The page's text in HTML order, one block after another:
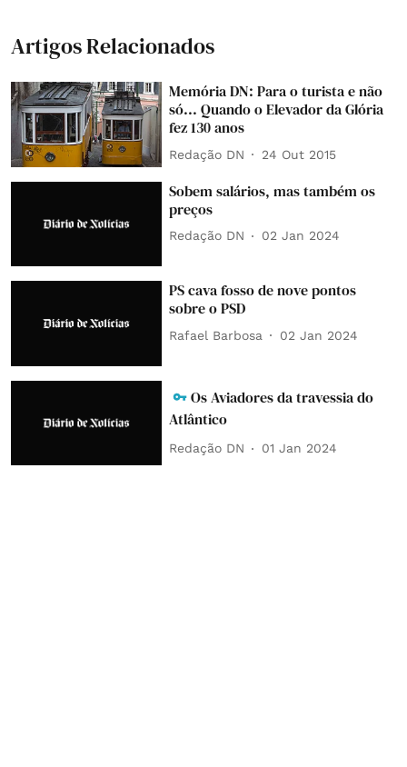
Artigos Relacionados
Memória DN: Para o turista e não
só... Quando o Elevador da Glória
fez 130 anos
Redação DN 24 Out 2015
Sobem salários, mas também os
preços
Redação DN 02 Jan 2024
PS cava fosso de nove pontos
sobre o PSD
Rafael Barbosa 02 Jan 2024
Os Aviadores da travessia do
Atlântico
Redação DN 01 Jan 2024